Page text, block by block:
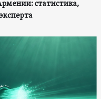
статистика,